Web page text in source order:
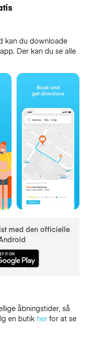
kan du downloade
Der kan du se alle
med den officielle
åbningstider, så
en butik herfor at se